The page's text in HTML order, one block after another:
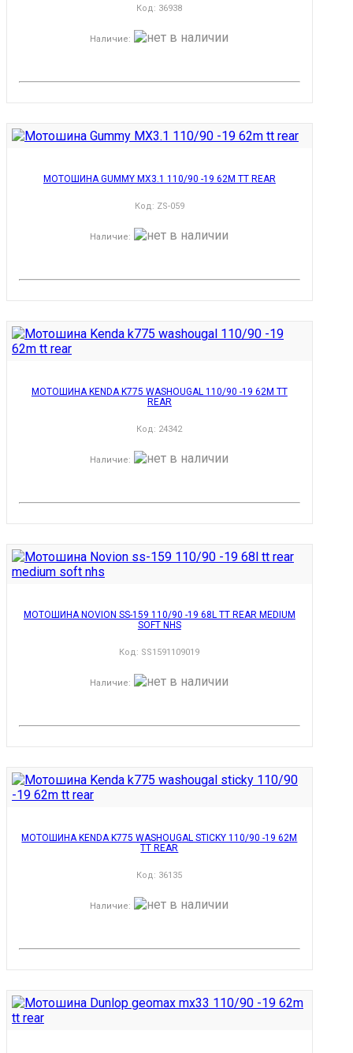
Код: 36938
Наличие:
МОТОШИНА GUMMY MX3.1 110/90 -19 62M TT REAR
Код: ZS-059
Наличие:
МОТОШИНА KENDA K775 WASHOUGAL 110/90 -19 62M TT
REAR
Код: 24342
Наличие:
МОТОШИНА NOVION SS-159 110/90 -19 68L TT REAR MEDIUM
SOFT NHS
Код: SS1591109019
Наличие:
МОТОШИНА KENDA K775 WASHOUGAL STICKY 110/90 -19 62M
TT REAR
Код: 36135
Наличие: